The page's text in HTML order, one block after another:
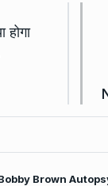
होगा
Brown